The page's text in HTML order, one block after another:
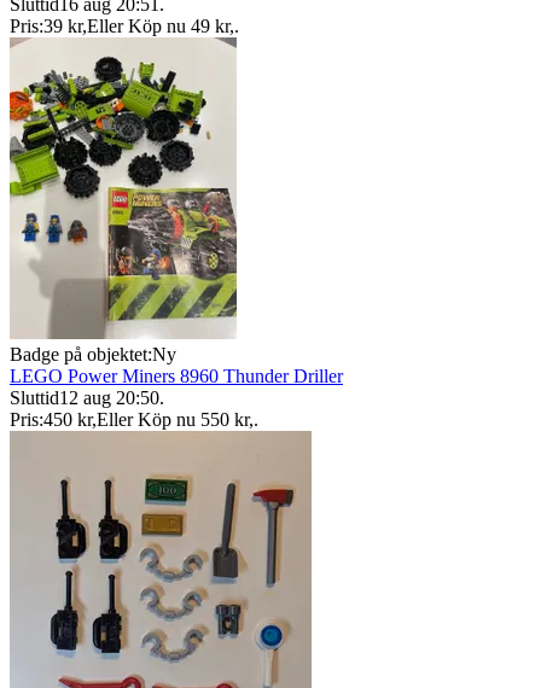
Pris:39 kr,Eller Köp nu 49 kr,.
Badge på objektet:Ny
LEGO Power Miners 8960 Thunder Driller
Sluttid12 aug 20:50.
Pris:450 kr,Eller Köp nu 550 kr,.